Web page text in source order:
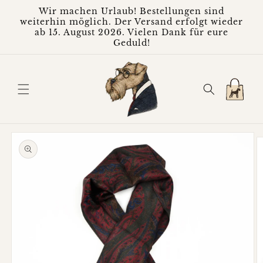
Inhalt
Wir machen Urlaub! Bestellungen sind
weiterhin möglich. Der Versand erfolgt wieder
ab 15. August 2026. Vielen Dank für eure
Geduld!
Warenkorb